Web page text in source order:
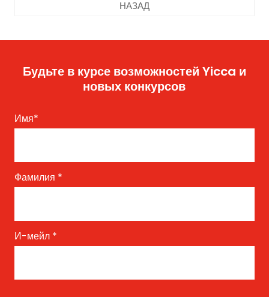
НАЗАД
Будьте в курсе возможностей Yicca и
новых конкурсов
Имя*
Фамилия *
И-мейл *